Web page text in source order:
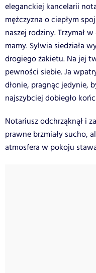
eleganckiej kancelarii
mężczyzna o ciepłym
naszej rodziny. Trzymał
mamy. Sylwia siedziała
drogiego żakietu. Na jej
pewności siebie. Ja
dłonie, pragnąc jedynie,
najszybciej dobiegło
Notariusz odchrząknął i
prawne brzmiały sucho,
atmosfera w pokoju